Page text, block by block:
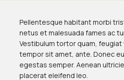
Pellentesque habitant morbi
netus et malesuada fames ac
Vestibulum tortor quam,
tempor sit amet, ante. Donec
egestas semper. Aenean
placerat eleifend leo.